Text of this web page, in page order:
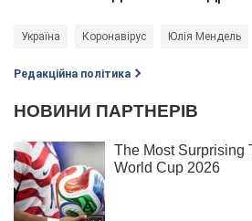
Україна Коронавірус Юлія Мендель
Редакційна політика